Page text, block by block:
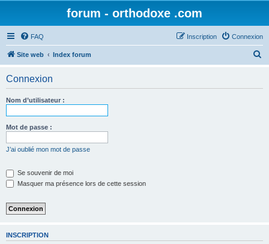
forum - orthodoxe .com
FAQ Connexion
Inscription
Site web Index forum
Connexion
Nom d’utilisateur :
Mot de passe :
J’ai oublié mon mot de passe
Se souvenir de moi
Masquer ma présence lors de cette session
INSCRIPTION